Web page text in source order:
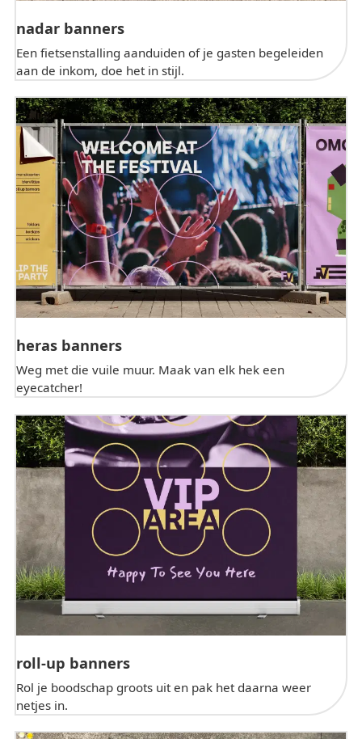
nadar banners
Een fietsenstalling aanduiden of je gasten begeleiden
aan de inkom, doe het in stijl.
heras banners
Weg met die vuile muur. Maak van elk hek een
eyecatcher!
roll-up banners
Rol je boodschap groots uit en pak het daarna weer
netjes in.